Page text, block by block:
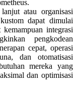
atau organisasi
dapat dimulai
integrasi
pengkodean
cepat, operasi
dan otomatisasi
mereka yang
dan optimisasi